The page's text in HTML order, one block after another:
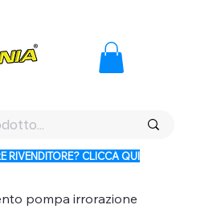
RIVENDITORE? CLICCA QUI
pompa irrorazione